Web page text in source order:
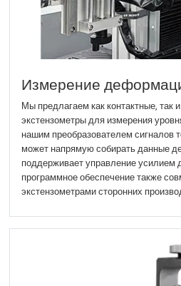
Измерение
Мы предлагаем как контактные, так
экстензометры для измерения
нашим преобразователем сигналов
может напрямую собирать данные
поддерживает управление
программное обеспечение также
экстензометрами сторонних